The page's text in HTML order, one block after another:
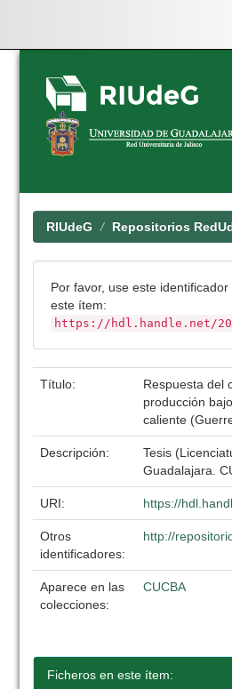
Skip
navigation
RIUdeG Repositorios
Por favor, use este
este ítem:
https://hdl.handle.net/
Título:
Respuesta del
producción
caliente
Descripción:
Tesis
Guadalajara.
URI: https://
Otros
identificadores:
http://
Aparece en las
colecciones:
CUCBA
Ficheros en este ítem: